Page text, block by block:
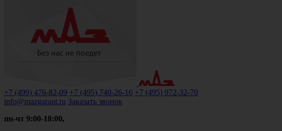
+7 (499) 476-82-09 +7 (495) 740-26-16 +7 (495) 972-32-70
info@mazgarant.ru Заказать звонок
пн-чт 9:00-18:00,